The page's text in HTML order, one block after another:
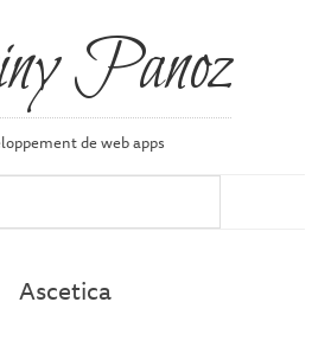
Panoz
de web apps
Ascetica